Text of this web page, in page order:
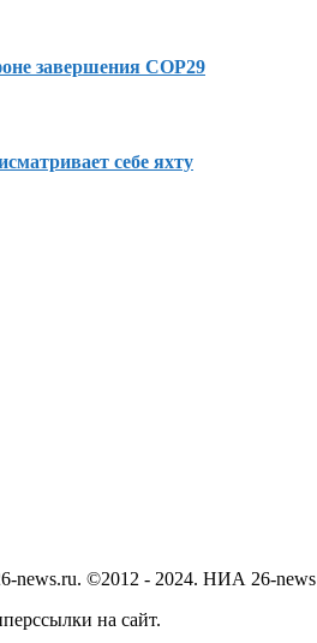
завершения COP29
себе яхту
news.ru. ©2012 - 2024. НИА 26-news
на сайт.